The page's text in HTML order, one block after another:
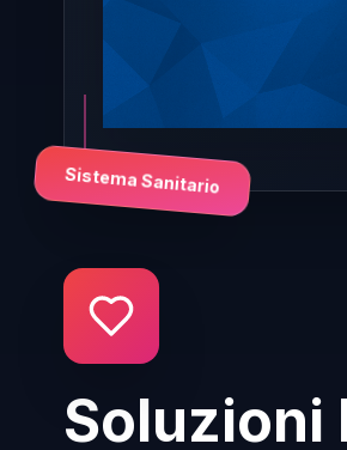
Soluzioni
Sistema Sanitario